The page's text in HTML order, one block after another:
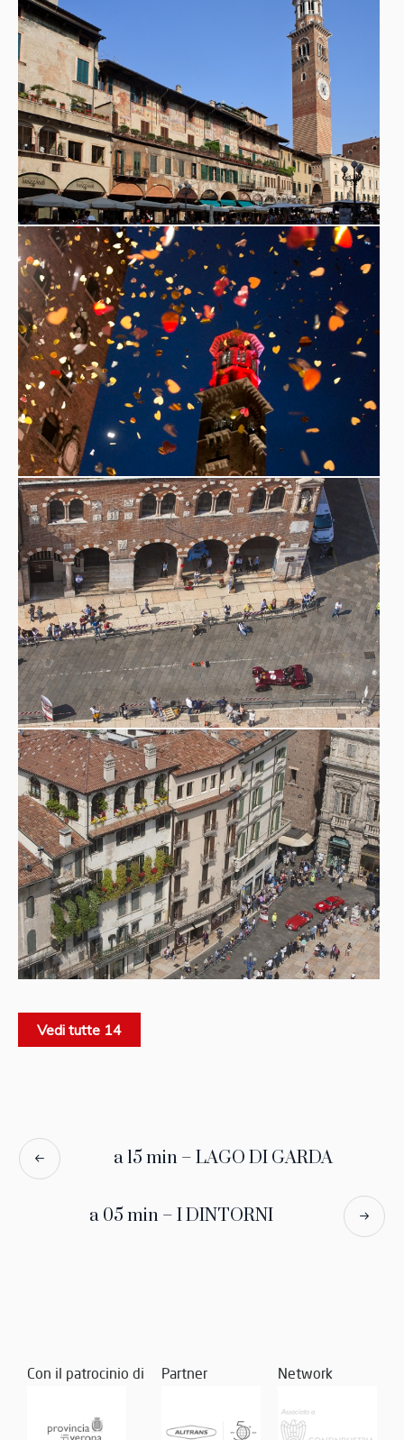
Vedi tutte 14
a 15 min – LAGO DI GARDA
a 05 min – I DINTORNI
Con il patrocinio di Partner Network